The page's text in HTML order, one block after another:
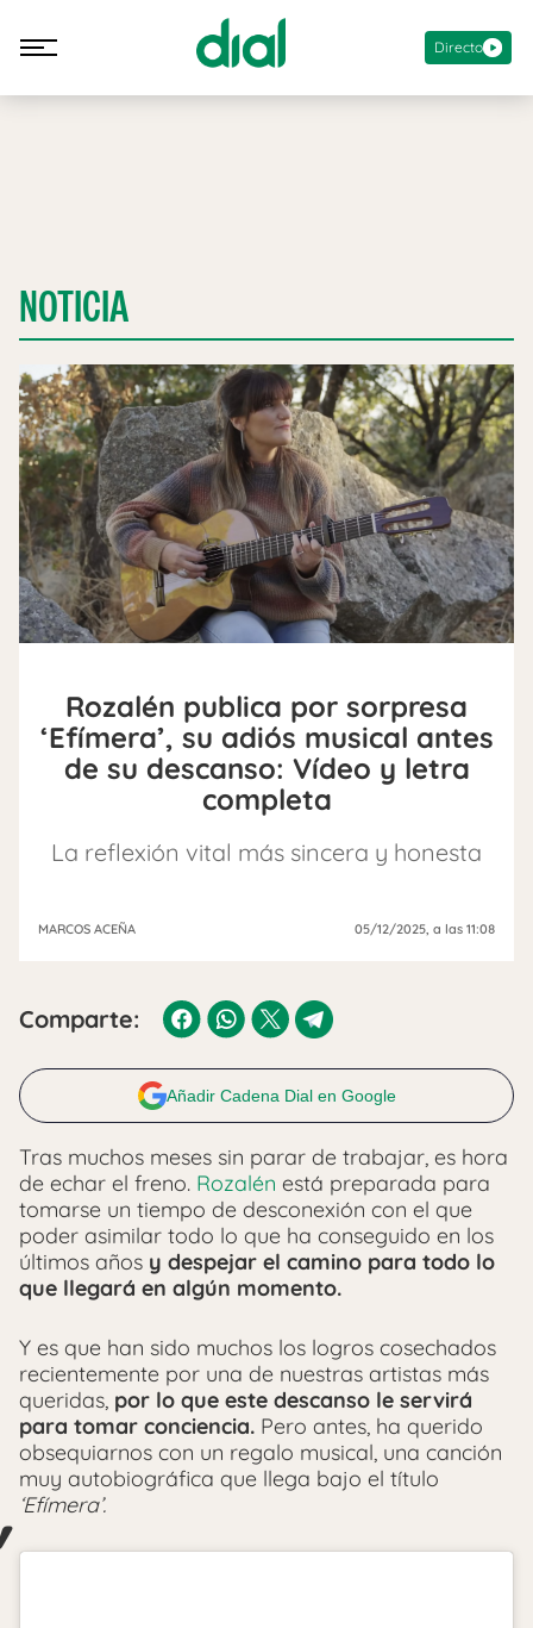
Directo
NOTICIA
Rozalén publica por sorpresa
‘Efímera’, su adiós musical antes
de su descanso: Vídeo y letra
completa
La reflexión vital más sincera y honesta
MARCOS ACEÑA 05/12/2025, a las 11:08
Comparte:
Añadir Cadena Dial en Google
Tras muchos meses sin parar de trabajar, es hora
de echar el freno. Rozalén está preparada para
tomarse un tiempo de desconexión con el que
poder asimilar todo lo que ha conseguido en los
últimos años y despejar el camino para todo lo
que llegará en algún momento.
Y es que han sido muchos los logros cosechados
recientemente por una de nuestras artistas más
queridas, por lo que este descanso le servirá
para tomar conciencia. Pero antes, ha querido
obsequiarnos con un regalo musical, una canción
muy autobiográfica que llega bajo el título
‘Efímera’.